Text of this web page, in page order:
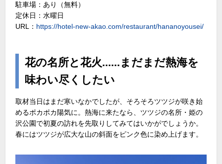
駐車場：あり（無料）
定休日：水曜日
URL： https://hotel-new-akao.com/restaurant/hananoyousei/
花の名所と花火......まだまだ熱海を
味わい尽くしたい
取材当日はまだ寒いなかでしたが、そろそろツツジが咲き始
めるポカポカ陽気に。熱海に来たなら、ツツジの名所・姫の
沢公園で初夏の訪れを先取りしてみてはいかがでしょうか。
春にはツツジが広大な山の斜面をピンク色に染め上げます。